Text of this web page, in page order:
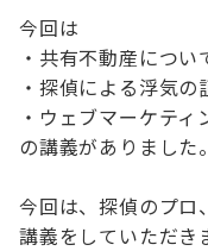
今回は
・共有不動産につい
・探偵による浮気
・ウェブマーケティ
の講義がありました。
今回は、探偵のプロ
講義をしていただき